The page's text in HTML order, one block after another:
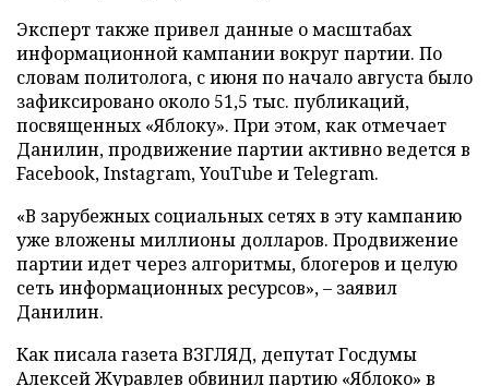
Эксперт также привел данные о масштабах
информационной кампании вокруг партии. По
словам политолога, с июня по начало августа было
зафиксировано около 51,5 тыс. публикаций,
посвященных «Яблоку». При этом, как отмечает
Данилин, продвижение партии активно ведется в
Facebook, Instagram, YouTube и Telegram.
«В зарубежных социальных сетях в эту кампанию
уже вложены миллионы долларов. Продвижение
партии идет через алгоритмы, блогеров и целую
сеть информационных ресурсов», – заявил
Данилин.
Как писала газета ВЗГЛЯД, депутат Госдумы
Алексей Журавлев обвинилпартию «Яблоко» в